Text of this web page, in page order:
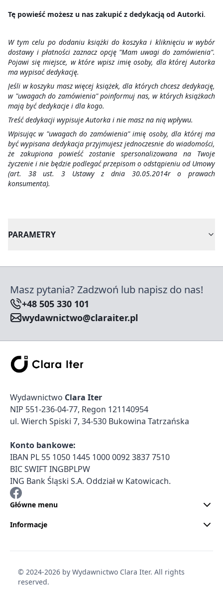
Tę powieść możesz u nas zakupić z dedykacją od Autorki.
W tym celu po dodaniu książki do koszyka i kliknięciu w wybór
dostawy i płatności zaznacz opcję "Mam uwagi do zamówienia".
Pojawi się miejsce, w które wpisz imię osoby, dla której Autorka
ma wypisać dedykację.
Jeśli w koszyku masz więcej książek, dla których chcesz dedykację,
w "uwagach do zamówienia" poinformuj nas, w których książkach
mają być dedykacje i dla kogo.
Treść dedykacji wypisuje Autorka i nie masz na nią wpływu.
Wpisując w "uwagach do zamówienia" imię osoby, dla której ma
być wypisana dedykacja przyjmujesz jednoczesnie do wiadomości,
że zakupiona powieść zostanie spersonalizowana na Twoje
życzenie i nie będzie podlegać przepisom o odstąpieniu od Umowy
(art. 38 ust. 3 Ustawy z dnia 30.05.2014r o prawach
konsumenta).
PARAMETRY
Masz pytania? Zadzwoń lub napisz do nas!
+48 505 330 101
wydawnictwo@claraiter.pl
Wydawnictwo Clara Iter
NIP 551-236-04-77, Regon 121140954
ul. Wierch Spiski 7, 34-530 Bukowina Tatrzańska
Konto bankowe:
IBAN PL 55 1050 1445 1000 0092 3837 7510
BIC SWIFT INGBPLPW
ING Bank Śląski S.A. Oddział w Katowicach.
Główne menu
Informacje
© 2024-2026 by Wydawnictwo Clara Iter. All rights
reserved.